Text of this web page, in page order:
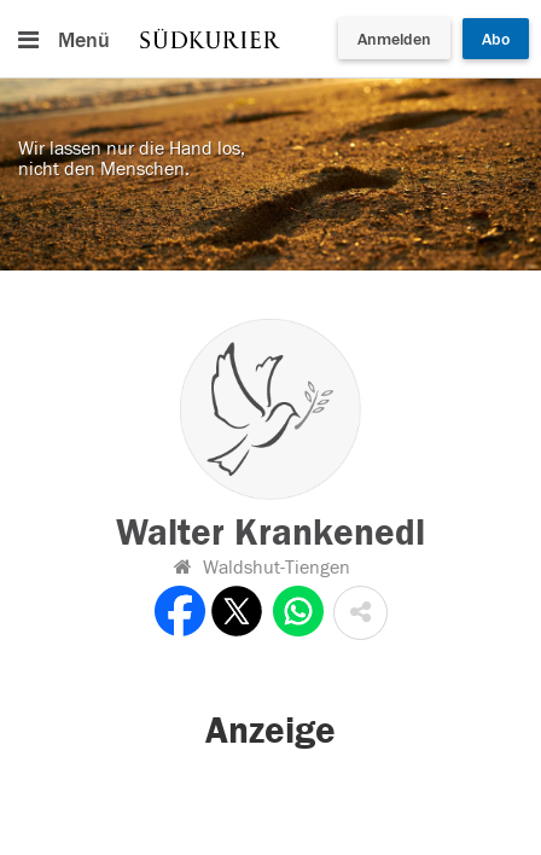
Menü Anmelden Abo
Wir lassen nur die Hand los,
nicht den Menschen.
Walter Krankenedl
Waldshut-Tiengen
Anzeige